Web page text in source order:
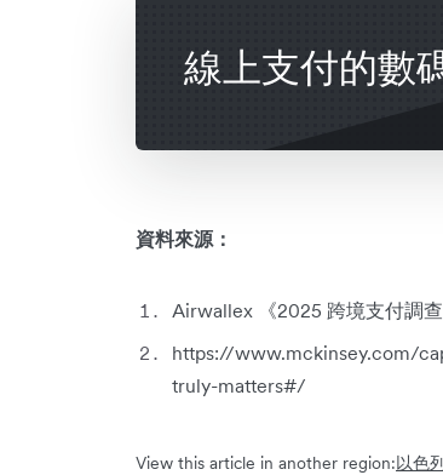
線上支付的數
資料來源：
Airwallex 《2025 跨境支付調
https://www.mckinsey.com/
truly-matters#/
View this article in another region:以色